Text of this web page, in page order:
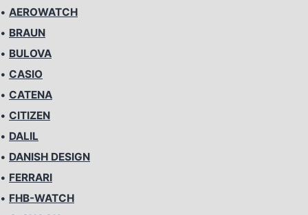
• AEROWATCH
• BRAUN
• BULOVA
• CASIO
• CATENA
• CITIZEN
• DALIL
• DANISH DESIGN
• FERRARI
• FHB-WATCH